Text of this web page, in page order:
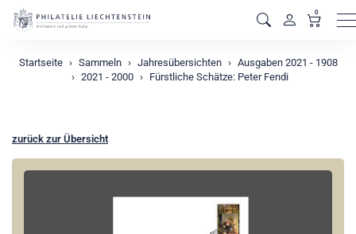
0
Startseite Sammeln Jahresübersichten
Ausgaben 2021 - 1908
2021 - 2000
Fürstliche Schätze: Peter Fendi
zurück zur Übersicht